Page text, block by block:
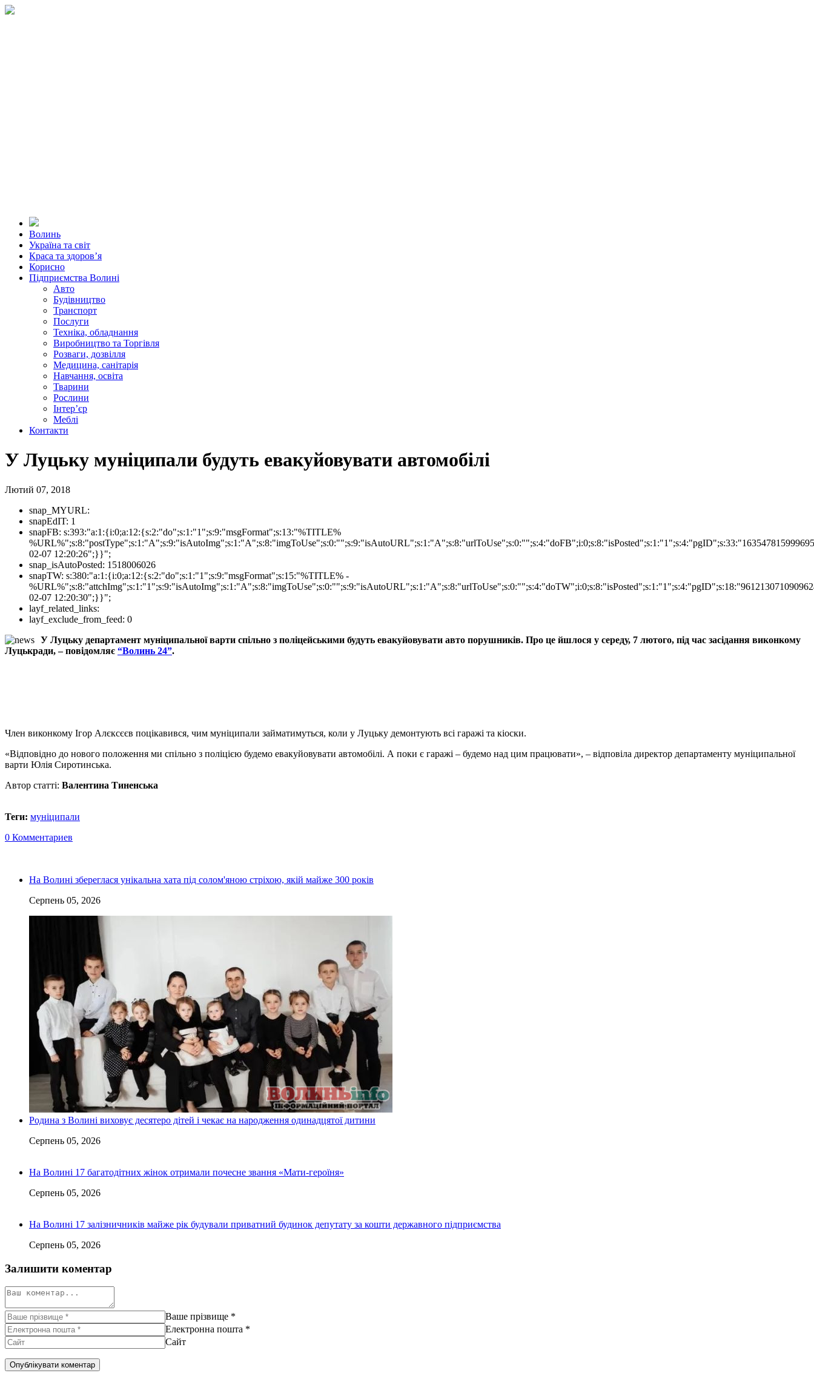
Волинь
Україна та світ
Краса та здоров’я
Корисно
Підприємства Волині
Авто
Будівництво
Транспорт
Послуги
Техніка, обладнання
Виробництво та Торгівля
Розваги, дозвілля
Медицина, санітарія
Навчання, освіта
Тварини
Рослини
Інтер’єр
Меблі
Контакти
У Луцьку муніципали будуть евакуйовувати автомобілі
Лютий 07, 2018
snap_MYURL:
snapEdIT: 1
snapFB: s:393:"a:1:{i:0;a:12:{s:2:"do";s:1:"1";s:9:"msgFormat";s:13:"%TITLE%
02-07 12:20:26";}}";
snap_isAutoPosted: 1518006026
snapTW: s:380:"a:1:{i:0;a:12:{s:2:"do";s:1:"1";s:9:"msgFormat";s:15:"%TITLE% -
02-07 12:20:30";}}";
layf_related_links:
layf_exclude_from_feed: 0
У Луцьку департамент муніципальної варти спільно з поліцейськими будуть евакуйовувати авто порушників. Про це йшлося у середу, 7 лютого, під час засідання виконкому
Луцькради, – повідомляє “Волинь 24”.
Член виконкому Ігор Алєксєєв поцікавився, чим муніципали займатимуться, коли у Луцьку демонтують всі гаражі та кіоски.
«Відповідно до нового положення ми спільно з поліцією будемо евакуйовувати автомобілі. А поки є гаражі – будемо над цим працювати», – відповіла директор департаменту муніципальної
варти Юлія Сиротинська.
Автор статті: Валентина Тиненська
Теги: муніципали
0 Комментариев
На Волині збереглася унікальна хата під солом'яною стріхою, якій майже 300 років
Серпень 05, 2026
Родина з Волині виховує десятеро дітей і чекає на народження одинадцятої дитини
Серпень 05, 2026
На Волині 17 багатодітних жінок отримали почесне звання «Мати-героїня»
Серпень 05, 2026
На Волині 17 залізничників майже рік будували приватний будинок депутату за кошти державного підприємства
Серпень 05, 2026
Залишити коментар
Ваше прізвище *
Електронна пошта *
Сайт